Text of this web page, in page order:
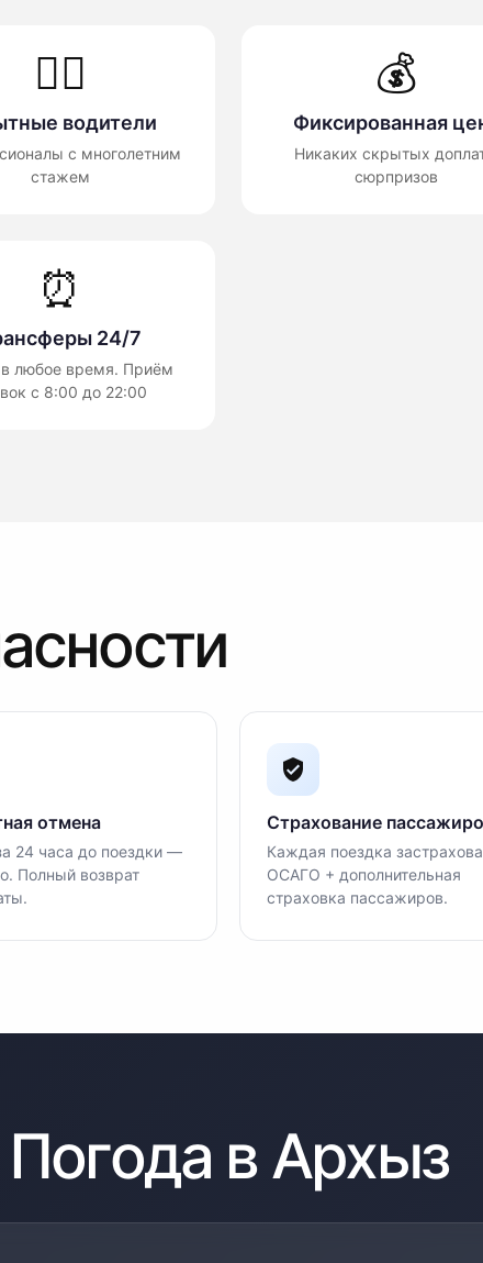
👨‍✈️
водители
с многолетним
стажем
💰
Фиксированная
Никаких скрытых
сюрпризов
⏰
24/7
любое время. Приём
с 8:00 до 22:00
отмена
24 часа до поездки —
Полный возврат
Страхование
Каждая поездка
ОСАГО + дополнительная
страховка пассажиров.
Погода вАрхыз